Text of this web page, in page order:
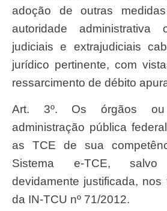
adoção de outras
autoridade
judiciais e extrajudiciais
jurídico pertinente, com
ressarcimento de débito
Art. 3º. Os órgãos ou entidades da
administração pública
as TCE de sua
Sistema e-TCE, salvo
devidamente justificada,
da IN-TCU nº 71/2012.